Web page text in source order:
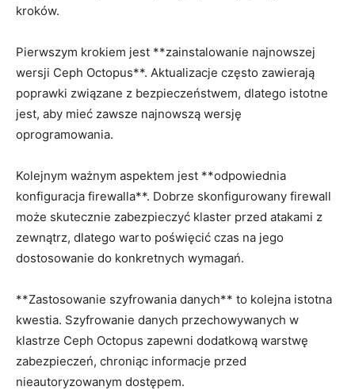
kroków.
Pierwszym krokiem‌ jest **zainstalowanie najnowszej
‌wersji ‌Ceph Octopus**. Aktualizacje często zawierają⁣
poprawki‌ związane z bezpieczeństwem, dlatego istotne
jest,⁤ aby mieć zawsze⁤ najnowszą wersję
oprogramowania.
Kolejnym ważnym aspektem jest **odpowiednia
konfiguracja firewalla**. Dobrze skonfigurowany firewall
może skutecznie zabezpieczyć klaster przed atakami ⁣z
‌zewnątrz, dlatego⁣ warto poświęcić czas​ na‌ jego
dostosowanie do konkretnych wymagań.
**Zastosowanie szyfrowania danych** to kolejna istotna
⁢kwestia. Szyfrowanie danych przechowywanych w⁢
klastrze Ceph ⁤Octopus​ zapewni dodatkową warstwę
zabezpieczeń, chroniąc informacje przed
nieautoryzowanym dostępem.